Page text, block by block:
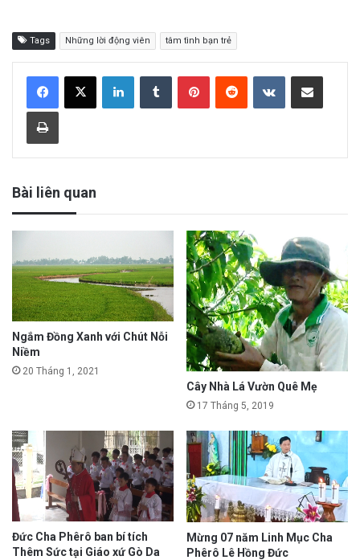
Tags Những lời động viên tâm tình bạn trẻ
Bài liên quan
Ngắm Đồng Xanh với Chút Nỗi
Niềm
20 Tháng 1, 2021
Cây Nhà Lá Vườn Quê Mẹ
17 Tháng 5, 2019
Đức Cha Phêrô ban bí tích
Thêm Sức tại Giáo xứ Gò Da
Mừng 07 năm Linh Mục Cha
Phêrô Lê Hồng Đức